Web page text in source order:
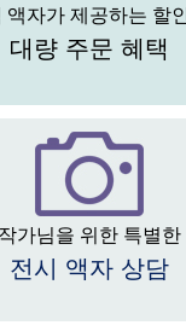
액자가 제공하는 할
대량 주문 혜택
가님을 위한 특별한
전시 액자 상담